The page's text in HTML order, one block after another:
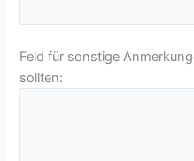
Feld für sonstige
sollten: